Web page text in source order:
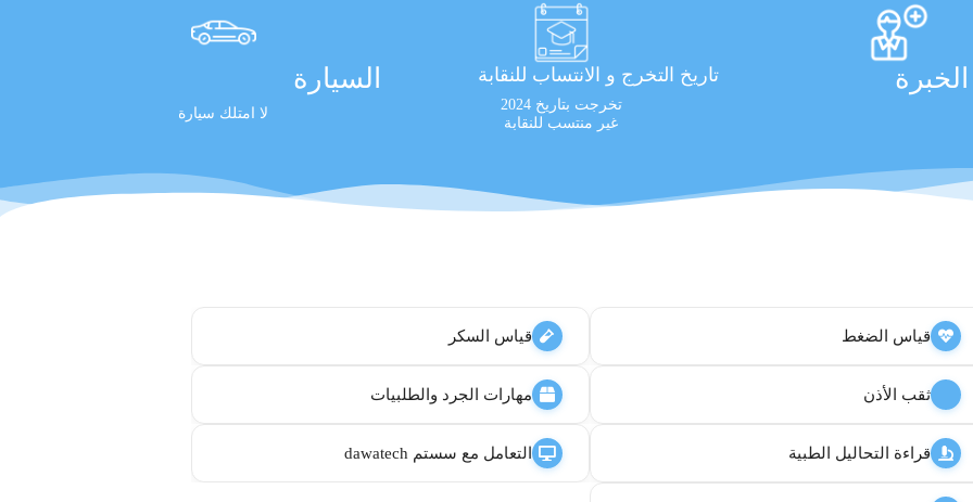
تاريخ التخرج و الانتساب للنقابة
تخرجت بتاريخ 2024
غير منتسب للنقابة
السيارة
لا امتلك سيارة
قياس الضغط قياس السكر
ثقب الأذن مهارات الجرد والطلبيات
قراءة التحاليل الطبية التعامل مع سستم dawatech